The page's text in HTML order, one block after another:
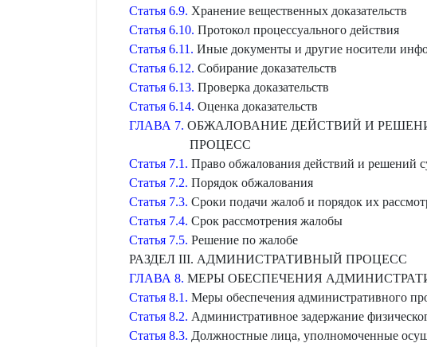
Статья 6.9. Хранение вещественных доказательств
Статья 6.10. Протокол процессуального действия
Статья 6.11. Иные документы и другие носители
Статья 6.12. Собирание доказательств
Статья 6.13. Проверка доказательств
Статья 6.14. Оценка доказательств
ГЛАВА 7. ОБЖАЛОВАНИЕ ДЕЙСТВИЙ И
ПРОЦЕСС
Статья 7.1. Право обжалования действий и решений
Статья 7.2. Порядок обжалования
Статья 7.3. Сроки подачи жалоб и порядок их
Статья 7.4. Срок рассмотрения жалобы
Статья 7.5. Решение по жалобе
РАЗДЕЛ III. АДМИНИСТРАТИВНЫЙ ПРОЦЕСС
ГЛАВА 8. МЕРЫ ОБЕСПЕЧЕНИЯ
Статья 8.1. Меры обеспечения административного
Статья 8.2. Административное задержание
Статья 8.3. Должностные лица, уполномоченные